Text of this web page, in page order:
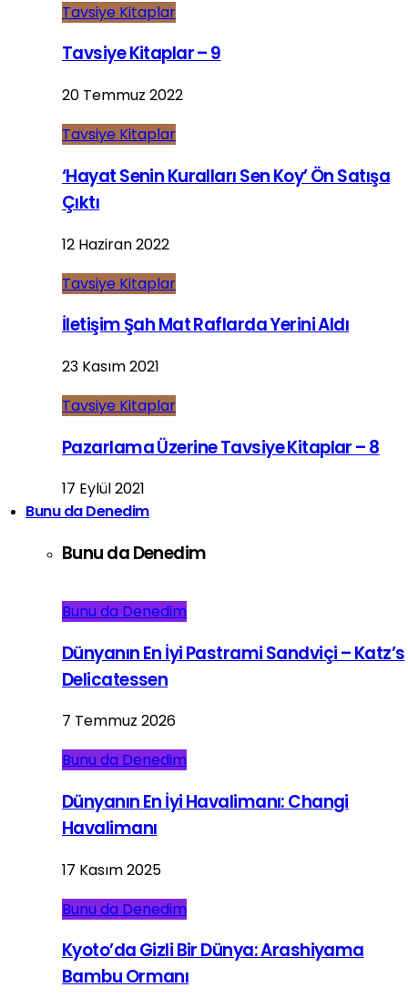
Tavsiye Kitaplar
Tavsiye Kitaplar – 9
20 Temmuz 2022
Tavsiye Kitaplar
‘Hayat Senin Kuralları Sen Koy’ Ön Satışa
Çıktı
12 Haziran 2022
Tavsiye Kitaplar
İletişim Şah Mat Raflarda Yerini Aldı
23 Kasım 2021
Tavsiye Kitaplar
Pazarlama Üzerine Tavsiye Kitaplar – 8
17 Eylül 2021
Bunu da Denedim
Bunu da Denedim
Bunu da Denedim
Dünyanın En İyi Pastrami Sandviçi – Katz’s
Delicatessen
7 Temmuz 2026
Bunu da Denedim
Dünyanın En İyi Havalimanı: Changi
Havalimanı
17 Kasım 2025
Bunu da Denedim
Kyoto’da Gizli Bir Dünya: Arashiyama
Bambu Ormanı